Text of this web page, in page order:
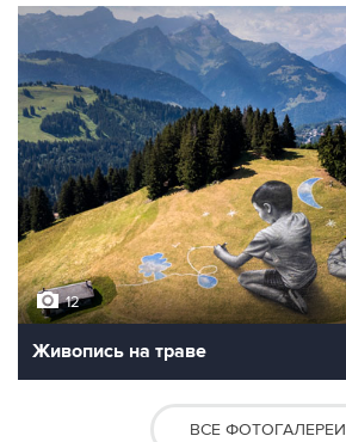
12
Живопись на траве
ВСЕ ФОТОГАЛЕРЕИ